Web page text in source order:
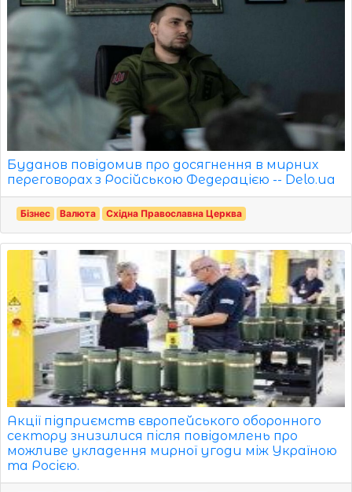
Буданов повідомив про досягнення в мирних
переговорах з Російською Федерацією -- Delo.ua
Бізнес Валюта Східна Православна Церква
Акції підприємств європейського оборонного
сектору знизилися після повідомлень про
можливе укладення мирної угоди між Україною
та Росією.